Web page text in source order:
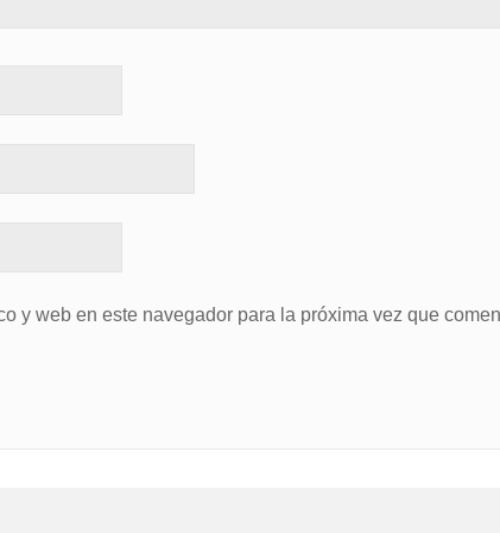
y web en este navegador para la próxima vez que